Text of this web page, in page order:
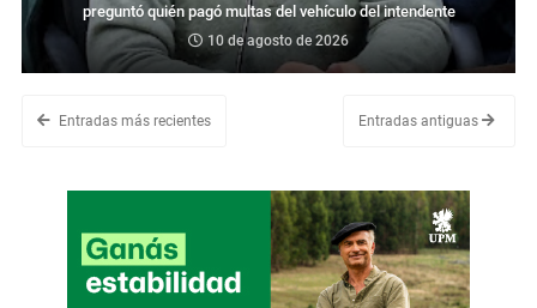
preguntó quién pagó multas del vehículo del intendente
10 de agosto de 2026
Entradas más recientes Entradas antiguas